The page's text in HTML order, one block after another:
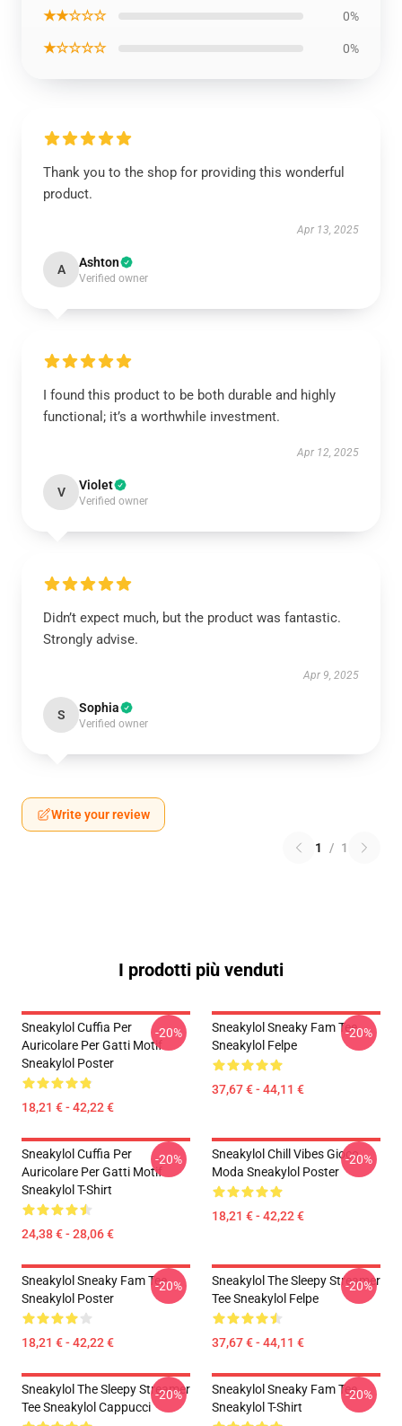
★★☆☆☆ 0%
★☆☆☆☆ 0%
Thank you to the shop for providing this wonderful
product.
Apr 13, 2025
A Ashton
Verified owner
I found this product to be both durable and highly
functional; it’s a worthwhile investment.
Apr 12, 2025
V Violet
Verified owner
Didn’t expect much, but the product was fantastic.
Strongly advise.
Apr 9, 2025
S Sophia
Verified owner
Write your review
1 / 1
I prodotti più venduti
Sneakylol Cuffia Per
Auricolare Per Gatti Motif
Sneakylol Poster
18,21 € - 42,22 €
-20%
Sneakylol Sneaky Fam Tee
Sneakylol Felpe
37,67 € - 44,11 €
-20%
Sneakylol Cuffia Per
Auricolare Per Gatti Motif
Sneakylol T-Shirt
24,38 € - 28,06 €
-20%
Sneakylol Chill Vibes Gioco
Moda Sneakylol Poster
18,21 € - 42,22 €
-20%
Sneakylol Sneaky Fam Tee
Sneakylol Poster
18,21 € - 42,22 €
-20%
Sneakylol The Sleepy Streamer
Tee Sneakylol Felpe
37,67 € - 44,11 €
-20%
Sneakylol The Sleepy Streamer
Tee Sneakylol Cappucci
-20%
Sneakylol Sneaky Fam Tee
Sneakylol T-Shirt
-20%